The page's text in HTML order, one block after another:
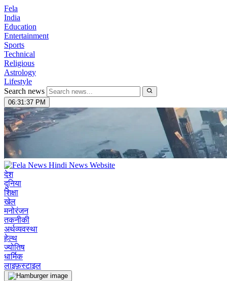
Fela
India
Education
Entertainment
Sports
Technical
Religious
Astrology
Lifestyle
Search news
06:31:38 PM
देश
दुनिया
शिक्षा
खेल
मनोरंजन
तकनीकी
अर्थव्यवस्था
हेल्थ
ज्योतिष
धार्मिक
लाइफ़स्टाइल